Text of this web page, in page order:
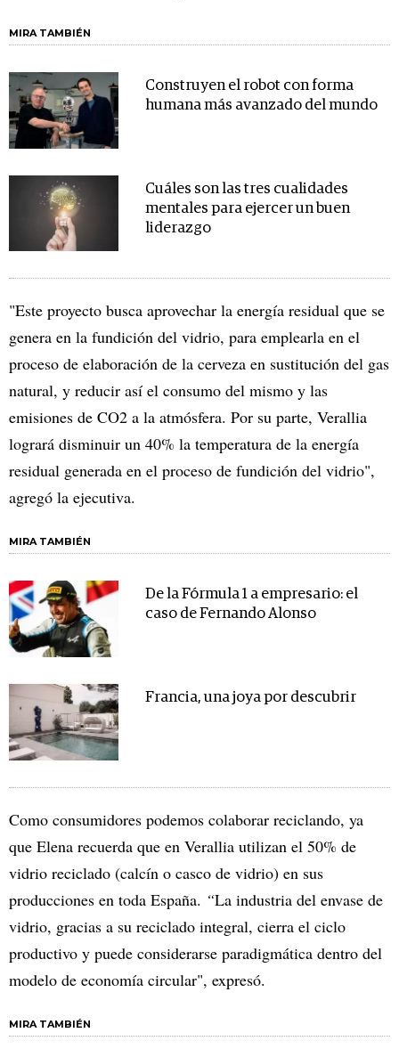
MIRA TAMBIÉN
Construyen el robot con forma
humana más avanzado del mundo
Cuáles son las tres cualidades
mentales para ejercer un buen
liderazgo
"Este proyecto busca aprovechar la energía residual que se
genera en la fundición del vidrio, para emplearla en el
proceso de elaboración de la cerveza en sustitución del gas
natural, y reducir así el consumo del mismo y las
emisiones de CO2 a la atmósfera. Por su parte, Verallia
logrará disminuir un 40% la temperatura de la energía
residual generada en el proceso de fundición del vidrio",
agregó la ejecutiva.
MIRA TAMBIÉN
De la Fórmula 1 a empresario: el
caso de Fernando Alonso
Francia, una joya por descubrir
Como consumidores podemos colaborar reciclando, ya
que Elena recuerda que en Verallia utilizan el 50% de
vidrio reciclado (calcín o casco de vidrio) en sus
producciones en toda España. “La industria del envase de
vidrio, gracias a su reciclado integral, cierra el ciclo
productivo y puede considerarse paradigmática dentro del
modelo de economía circular", expresó.
MIRA TAMBIÉN